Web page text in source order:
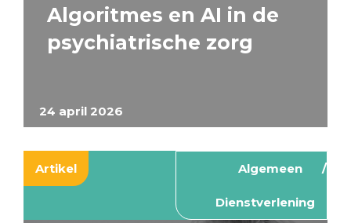
24 april 2026
Algoritmes en AI in de
psychiatrische zorg
Artikel Algemeen
Dienstverlening